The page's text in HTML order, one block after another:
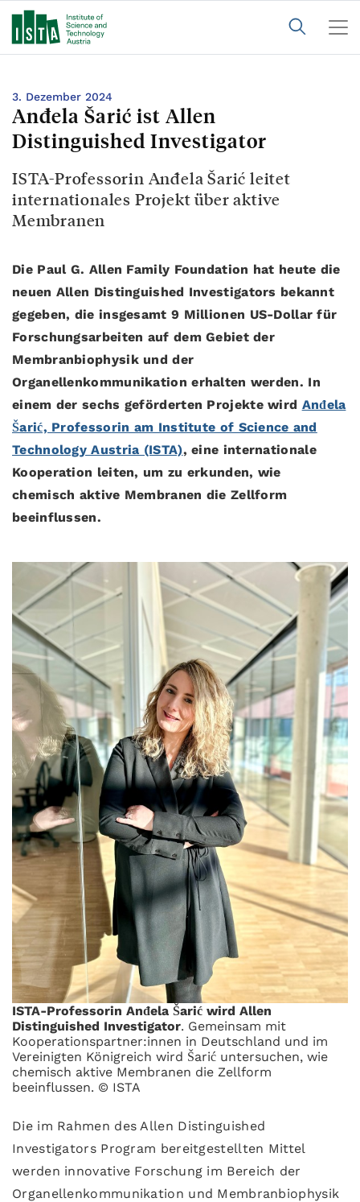
3. Dezember 2024
Anđela Šarić ist Allen
Distinguished Investigator
ISTA-Professorin Anđela Šarić leitet
internationales Projekt über aktive
Membranen
Die Paul G. Allen Family Foundation hat heute die
neuen Allen Distinguished Investigators bekannt
gegeben, die insgesamt 9 Millionen US-Dollar für
Forschungsarbeiten auf dem Gebiet der
Membranbiophysik und der
Organellenkommunikation erhalten werden. In
einem der sechs geförderten Projekte wird Anđela
Šarić, Professorin am Institute of Science and
Technology Austria (ISTA), eine internationale
Kooperation leiten, um zu erkunden, wie
chemisch aktive Membranen die Zellform
beeinflussen.
ISTA-Professorin Anđela Šarić wird Allen
Distinguished Investigator. Gemeinsam mit
Kooperationspartner:innen in Deutschland und im
Vereinigten Königreich wird Šarić untersuchen, wie
chemisch aktive Membranen die Zellform
beeinflussen. © ISTA
Die im Rahmen des Allen Distinguished
Investigators Program bereitgestellten Mittel
werden innovative Forschung im Bereich der
Organellenkommunikation und Membranbiophysik